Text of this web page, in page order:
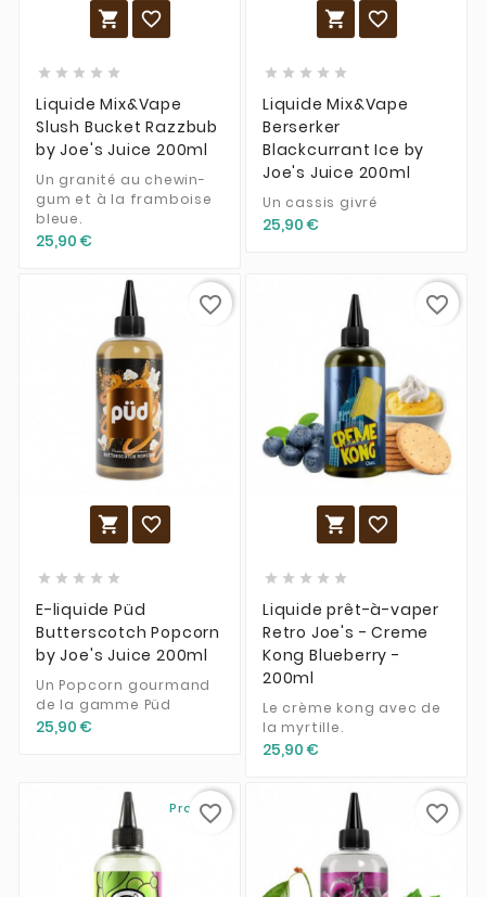
 
    
Liquide Mix&Vape
Slush Bucket Razzbub
by Joe's Juice 200ml
Un granité au chewin-
gum et à la framboise
bleue.
25,90 €
 
    
Liquide Mix&Vape
Berserker
Blackcurrant Ice by
Joe's Juice 200ml
Un cassis givré
25,90 €
 
    
E-liquide Püd
Butterscotch Popcorn
by Joe's Juice 200ml
Un Popcorn gourmand
de la gamme Püd
25,90 €
favorite_border
 
    
Liquide prêt-à-vaper
Retro Joe's - Creme
Kong Blueberry -
200ml
Le crème kong avec de
la myrtille.
25,90 €
favorite_border
Promo !
favorite_border favorite_border